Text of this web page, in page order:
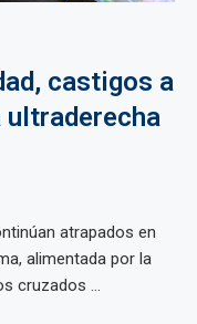
castigos a
ultraderecha
atrapados en
alimentada por la
cruzados ...